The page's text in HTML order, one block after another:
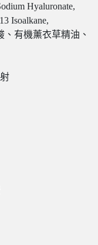
Hyaluronate,
Isoalkane,
、有機薰衣草精油、